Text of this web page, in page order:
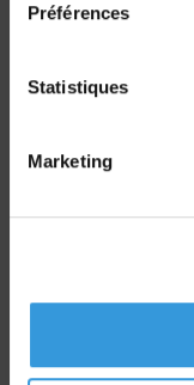
Préférences
Statistiques
Marketing
Route de la Chapelle
Tél : 02 32 53 64 34